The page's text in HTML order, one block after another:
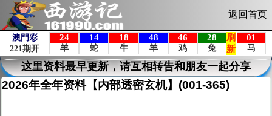
返回首页
这里资料最早更新，请互相转告和朋友一起分享
2026年全年资料【内部透密玄机】(001-365)